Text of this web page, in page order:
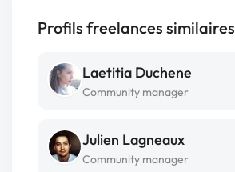
Profils freelances similaires
Laetitia Duchene
Community manager
Julien Lagneaux
Community manager